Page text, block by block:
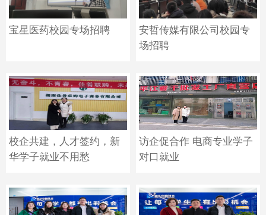
宝星医药校园专场招聘
安哲传媒有限公司校园专
场招聘
校企共建，人才签约，新
华学子就业不用愁
访企促合作 电商专业学子
对口就业